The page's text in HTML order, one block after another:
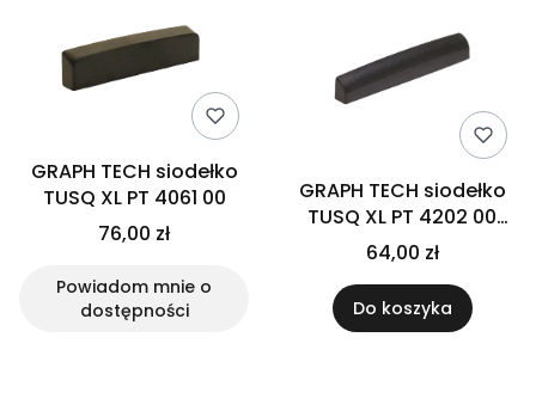
GRAPH TECH siodełko
TUSQ XL PT 4061 00
76,00 zł
Powiadom mnie o
dostępności
GRAPH TECH siodełko
TUSQ XL PT 4202 00
(3/16")
64,00 zł
Do koszyka